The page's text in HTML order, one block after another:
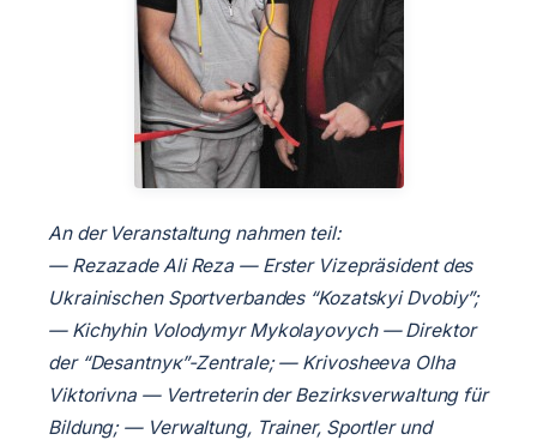
An der Veranstaltung nahmen teil:
— Rezazade Ali Reza — Erster Vizepräsident des
Ukrainischen Sportverbandes “Kozatskyi Dvobiy”;
— Kichyhin Volodymyr Mykolayovych — Direktor
der “Desantnyк”-Zentrale;— Krivosheeva Olha
Viktorivna — Vertreterin der Bezirksverwaltung für
Bildung;— Verwaltung, Trainer, Sportler und